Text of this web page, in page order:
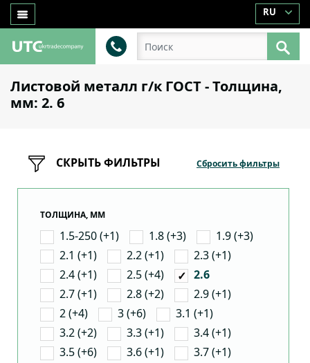
RU
Листовой металл г/к ГОСТ - Толщина,
мм: 2. 6
СКРЫТЬ ФИЛЬТРЫ Сбросить фильтры
ТОЛЩИНА, ММ
1.5-250 (+1) 1.8 (+3)
1.9 (+3)
2.1 (+1)
2.2 (+1)
2.3 (+1)
2.4 (+1)
2.5 (+4)
2.6
2.7 (+1)
2.8 (+2)
2.9 (+1)
2 (+4)
3 (+6)
3.1 (+1)
3.2 (+2)
3.3 (+1)
3.4 (+1)
3.5 (+6)
3.6 (+1)
3.7 (+1)